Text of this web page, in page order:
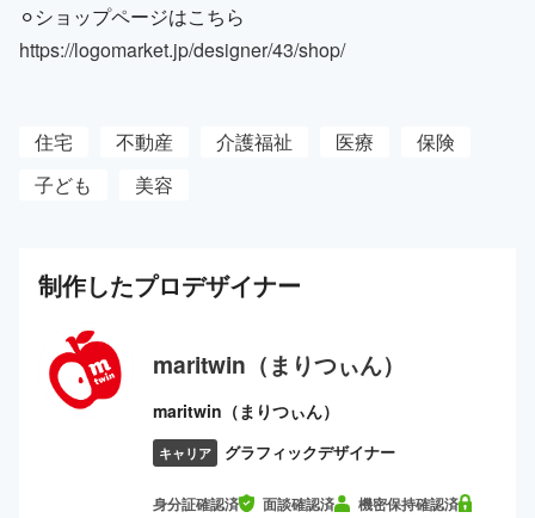
⚪︎ショップページはこちら
https://logomarket.jp/designer/43/shop/
住宅 不動産 介護福祉 医療
保険
子ども
美容
制作したプロデザイナー
maritwin（まりつぃん）
maritwin（まりつぃん）
キャリア グラフィックデザイナー
身分証確認済 面談確認済 機密保持確認済